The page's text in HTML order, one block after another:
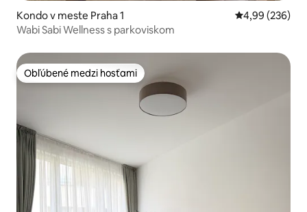
Kondo v meste Praha 1 Priemerné
4,99 (236)
Wabi Sabi Wellness s parkoviskom
Obľúbené medzi hosťami
Obľúbené medzi hosťami